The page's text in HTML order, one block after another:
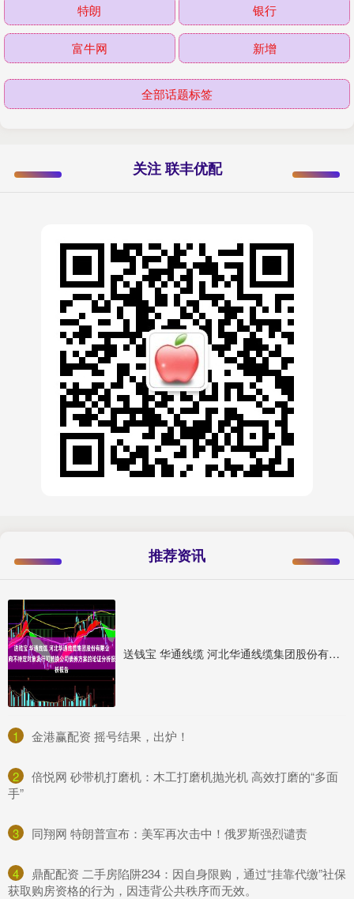
特朗 银行
富牛网 新增
全部话题标签
关注 联丰优配
推荐资讯
送钱宝 华通线缆 河北华通线缆集团股份有限公司向不特定对象发行可转换公司债券方案的论证分析报告
1 ​金港赢配资 摇号结果，出炉！
2
​倍悦网 砂带机打磨机：木工打磨机抛光机 高效打磨的“多面
手”
3 ​同翔网 特朗普宣布：美军再次击中！俄罗斯强烈谴责
4
​鼎配配资 二手房陷阱234：因自身限购，通过“挂靠代缴”社保
获取购房资格的行为，因违背公共秩序而无效。